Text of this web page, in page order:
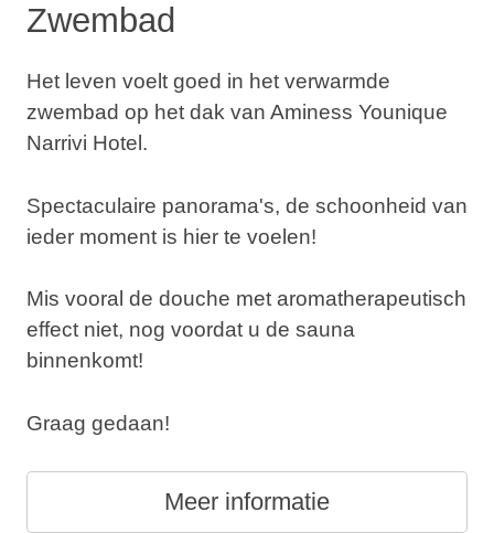
Zwembad
Het leven voelt goed in het verwarmde
zwembad op het dak van Aminess Younique
Narrivi Hotel.
Spectaculaire panorama's, de schoonheid van
ieder moment is hier te voelen!
Mis vooral de douche met aromatherapeutisch
effect niet, nog voordat u de sauna
binnenkomt!
Graag gedaan!
Meer informatie